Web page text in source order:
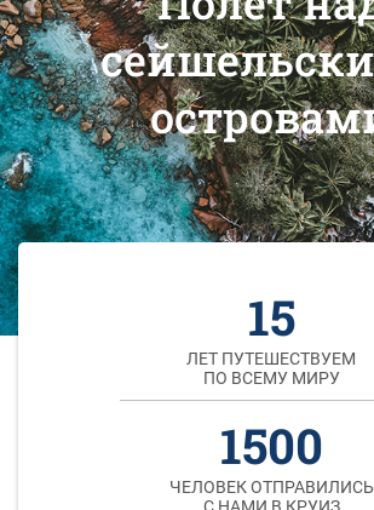
15
ЛЕТ ПУТЕШЕСТВУЕМ
ПО ВСЕМУ МИРУ
1500
ЧЕЛОВЕК ОТПРАВИЛИСЬ